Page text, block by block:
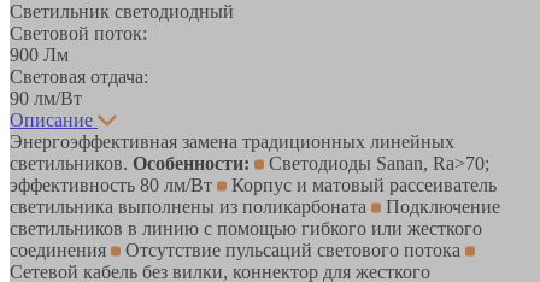
Светильник светодиодный
Световой поток:
900 Лм
Световая отдача:
90 лм/Вт
Описание
Энергоэффективная замена традиционных линейных
светильников. Особенности:
Светодиоды Sanan, Ra>70;
эффективность 80 лм/Вт
Корпус и матовый рассеиватель
светильника выполнены из поликарбоната
Подключение
светильников в линию с помощью гибкого или жесткого
соединения
Отсутствие пульсаций светового потока
Сетевой кабель без вилки, коннектор для жесткого